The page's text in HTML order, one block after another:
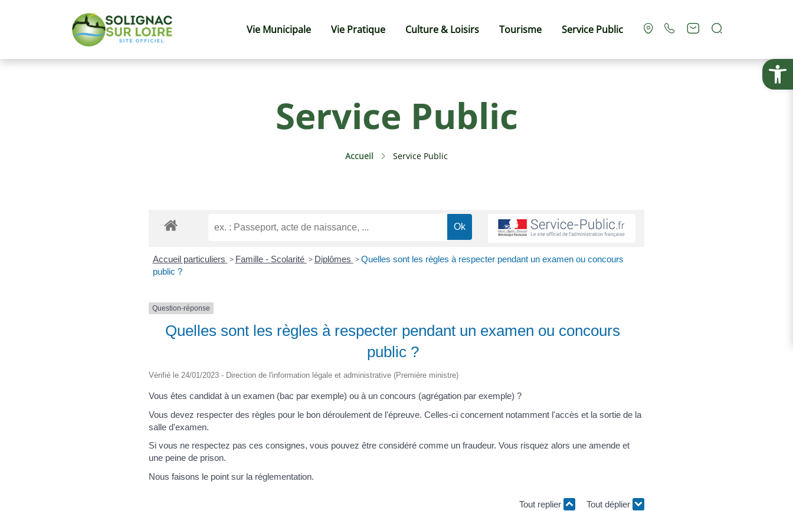
Ouvrir
Vie Municipale Vie Pratique Culture & Loisirs Tourisme Service Public
Service Public
Accueil Service Public
Accueil particuliers > Famille - Scolarité > Diplômes > Quelles sont les règles à respecter pendant un examen ou concours
public ?
Question-réponse
Quelles sont les règles à respecter pendant un examen ou concours
public ?
Vérifié le 24/01/2023 - Direction de l'information légale et administrative (Première ministre)
Vous êtes candidat à un examen (bac par exemple) ou à un concours (agrégation par exemple) ?
Vous devez respecter des règles pour le bon déroulement de l'épreuve. Celles-ci concernent notamment l'accès et la sortie de la
salle d'examen.
Si vous ne respectez pas ces consignes, vous pouvez être considéré comme un fraudeur. Vous risquez alors une amende et
une peine de prison.
Nous faisons le point sur la réglementation.
Tout replier Tout déplier